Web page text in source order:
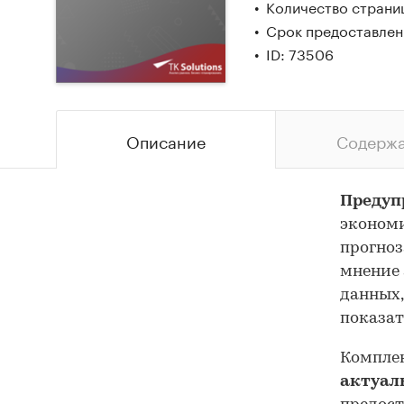
Количество
Срок
ID: 73506
Описание
мнение